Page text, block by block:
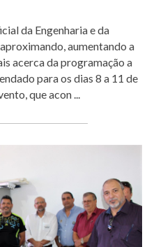
da Engenharia e da
aumentando a
acerca da programação a
para os dias 8 a 11 de
que acon ...